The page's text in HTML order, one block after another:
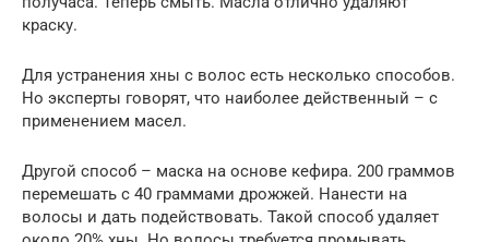
краску.
Для устранения хны с волос есть несколько способов.
Но эксперты говорят, что наиболее действенный – с
применением масел.
Другой способ – маска на основе кефира. 200 граммов
перемешать с 40 граммами дрожжей. Нанести на
волосы и дать подействовать. Такой способ удаляет